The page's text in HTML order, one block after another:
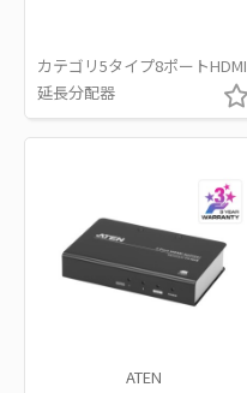
カテゴリ5タイプ8ポートHDMI
延長分配器
ATEN